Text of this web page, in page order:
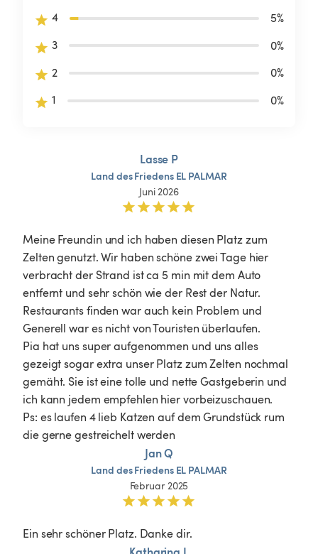
4
5%
3
0%
2
0%
1
0%
Lasse P
Land desFriedens EL PALMAR
Juni 2026
Meine Freundin und ich haben diesen Platz zum
Zelten genutzt. Wir haben schöne zwei Tage hier
verbracht der Strand ist ca 5 min mit dem Auto
entfernt und sehr schön wie der Rest der Natur.
Restaurants finden war auch kein Problem und
Generell war es nicht von Touristen überlaufen.
Pia hat uns super aufgenommen und uns alles
gezeigt sogar extra unser Platz zum Zelten nochmal
gemäht. Sie ist eine tolle und nette Gastgeberin und
ich kann jedem empfehlen hier vorbeizuschauen.
Ps: es laufen 4 lieb Katzen auf dem Grundstück rum
die gerne gestreichelt werden
Jan Q
Land desFriedens EL PALMAR
Februar 2025
Ein sehr schöner Platz. Danke dir.